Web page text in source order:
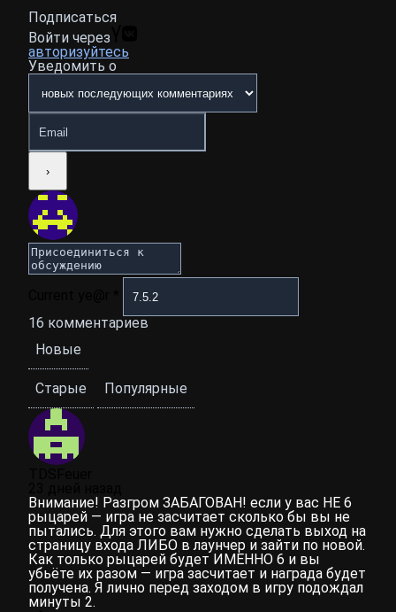
Подписаться
Войти через
авторизуйтесь
Уведомить о
16 комментариев
Новые
Старые Популярные
Внимание! Разгром ЗАБАГОВАН! если у вас НЕ 6
рыцарей — игра не засчитает сколько бы вы не
пытались. Для этого вам нужно сделать выход на
страницу входа ЛИБО в лаунчер и зайти по новой.
Как только рыцарей будет ИМЕННО 6 и вы
убьёте их разом — игра засчитает и награда будет
получена. Я лично перед заходом в игру подождал
минуты 2.